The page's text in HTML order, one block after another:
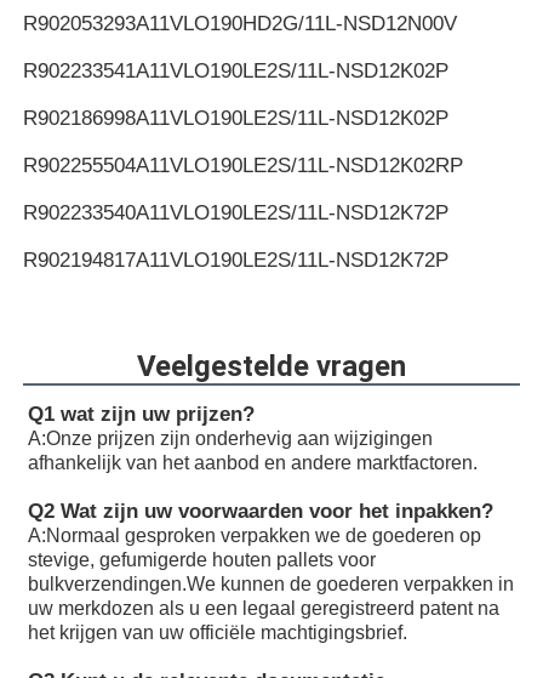
R902053293A11VLO190HD2G/11L-NSD12N00V
R902233541A11VLO190LE2S/11L-NSD12K02P
R902186998A11VLO190LE2S/11L-NSD12K02P
R902255504A11VLO190LE2S/11L-NSD12K02RP
R902233540A11VLO190LE2S/11L-NSD12K72P
R902194817A11VLO190LE2S/11L-NSD12K72P
A11VLO190LE2S/11L-NTD12K02P
R902233884 A11VLO190LE2S/11L-NZD12K02H
R902106321A11VLO190LE2S/11L-NZD12K02H
R902220946A11VLO190LE2S/11L-NZD12K02P
R902255713A11VLO190LE2S/11L-NZD12K02P
R902225083A11VLO190LE2S/11L-NZD12K02P
Veelgestelde vragen
Q1 wat zijn uw prijzen?
A:Onze prijzen zijn onderhevig aan wijzigingen
afhankelijk van het aanbod en andere marktfactoren.
Q2 Wat zijn uw voorwaarden voor het inpakken?
A:Normaal gesproken verpakken we de goederen op
stevige, gefumigerde houten pallets voor
bulkverzendingen.We kunnen de goederen verpakken in
uw merkdozen als u een legaal geregistreerd patent na
het krijgen van uw officiële machtigingsbrief.